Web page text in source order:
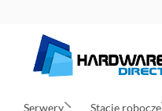
Serwery Stacje robocze